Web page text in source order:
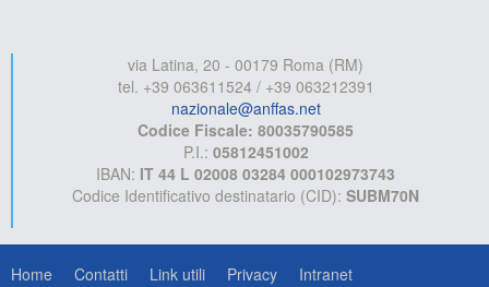
via Latina, 20 - 00179 Roma (RM)
tel. +39 063611524 / +39 063212391
nazionale@anffas.net
Codice Fiscale: 80035790585
P.I.: 05812451002
IBAN: IT 44 L 02008 03284 000102973743
Codice Identificativo destinatario (CID): SUBM70N
Home Contatti Link utili Privacy Intranet